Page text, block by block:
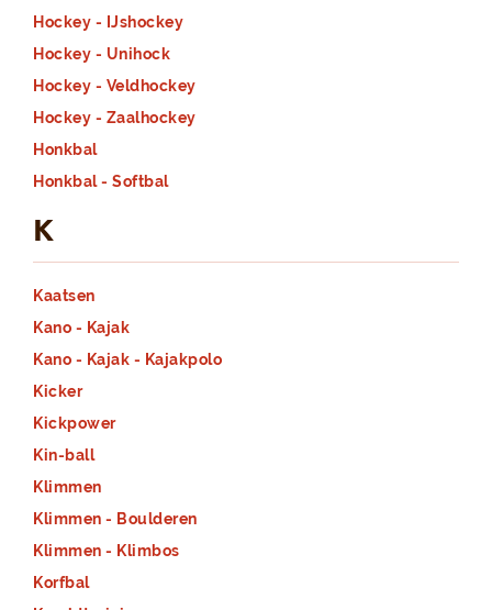
Hockey - IJshockey
Hockey - Unihock
Hockey - Veldhockey
Hockey - Zaalhockey
Honkbal
Honkbal - Softbal
K
Kaatsen
Kano - Kajak
Kano - Kajak - Kajakpolo
Kicker
Kickpower
Kin-ball
Klimmen
Klimmen - Boulderen
Klimmen - Klimbos
Korfbal